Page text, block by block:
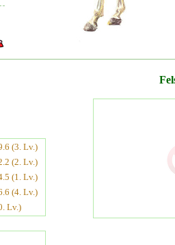
(3. Lv.)
(2. Lv.)
(1. Lv.)
(4. Lv.)
Lv.)